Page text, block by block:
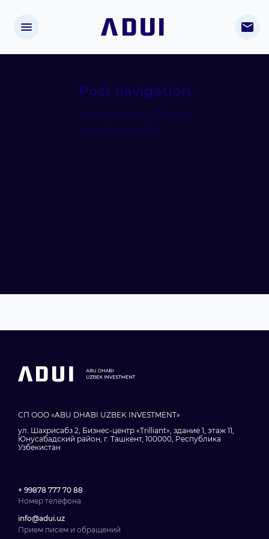
Post navigation
← OOO «ODILXOJA — INVEST»
XK “Yo’ldosh beton” →
СП ООО «ABU DHABI UZBEK INVESTMENT»
ул. Шахрисабз 2, Бизнес-центр «Trilliant», здание 1, этаж 11,
Юнусабадский район, г. Ташкент, 100000, Республика
Узбекистан
+ 99878 777 70 88
Номер телефона
info@adui.uz
Прием писем и обращений